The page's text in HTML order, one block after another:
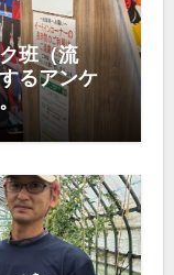
班（流
るアンケ